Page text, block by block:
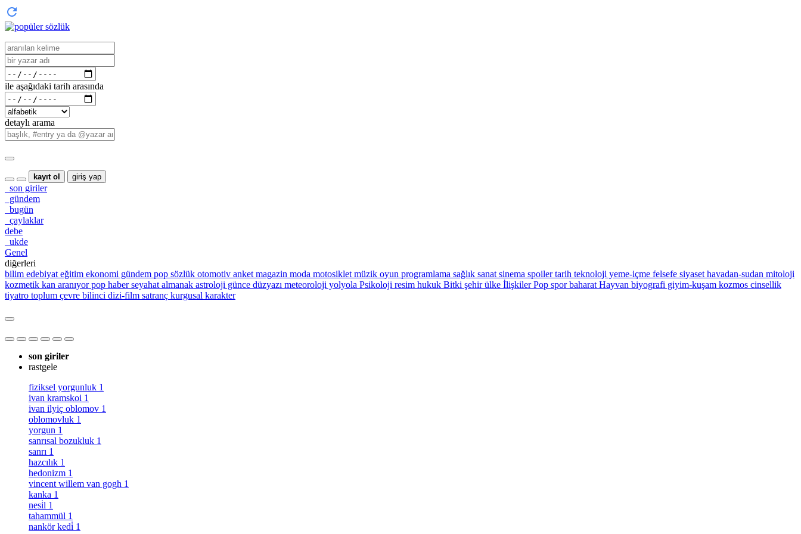
ile aşağıdaki tarih arasında
detaylı arama
kayıt ol giriş yap
son giriler
gündem
bugün
çaylaklar
debe
ukde
Genel
diğerleri
bilim edebiyat eğitim ekonomi gündem pop sözlük otomotiv anket magazin moda motosiklet müzik oyun programlama sağlık sanat sinema spoilertarih teknoloji yeme-içme felsefe siyaset havadan-sudan mitoloji
kozmetik kan aranıyorpop haberseyahat almanak astroloji günce düzyazı meteoroloji yolyola Psikoloji resim hukuk Bitki şehirülke İlişkilerPop sporbaharat Hayvan biyografi giyim-kuşam kozmos cinsellik
tiyatro toplum çevre bilinci dizi-film satranç kurgusal karakter
son giriler
rastgele
fiziksel yorgunluk 1
ivan kramskoi 1
ivan ilyiç oblomov 1
oblomovluk 1
yorgun 1
sanrısal bozukluk 1
sanrı 1
hazcılık 1
hedonizm 1
vincent willem van gogh 1
kanka 1
nesi̇l 1
tahammül 1
nankör kedi̇ 1